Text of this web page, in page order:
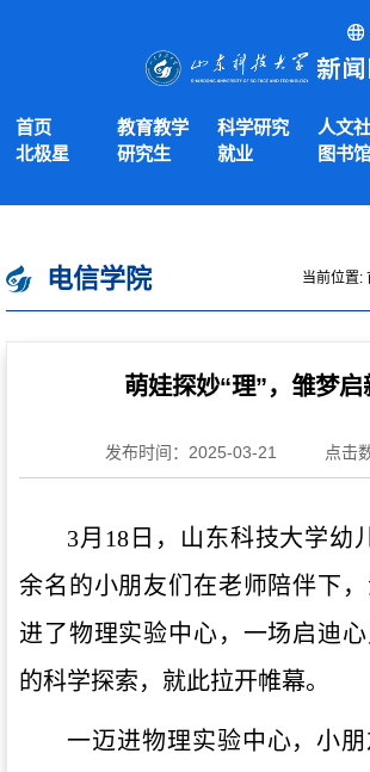
首页 教育教学 科学研究 人文
北极星
研究生 就业 图书馆
电信学院 当前位置:
萌娃探妙“理”，雏梦启
发布时间：2025-03-21 点击
3月18日，山东科技大学幼
余名的小朋友们在老师陪伴下
进了物理实验中心，一场启迪
的科学探索，就此拉开帷幕。
一迈进物理实验中心，小